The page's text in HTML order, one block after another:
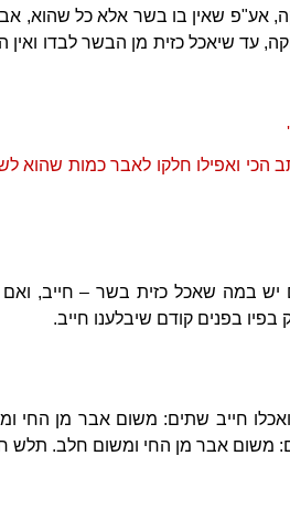
אע"פ שאין בו בשר אלא כל
עד שיאכל כזית מן הבשר לבדו
הכי ואפילו חלקו לאבר כמות שהוא
במה שאכל כזית בשר – חייב, ואם
בפיו בפנים קודם שיבלענו חייב.
חייב שתים: משום אבר מן החי
משום אבר מן החי ומשום חלב. תלש